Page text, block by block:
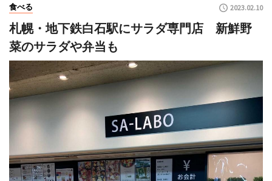
食べる 2023.02.10
札幌・地下鉄白石駅にサラダ専門店 新鮮野
菜のサラダや弁当も